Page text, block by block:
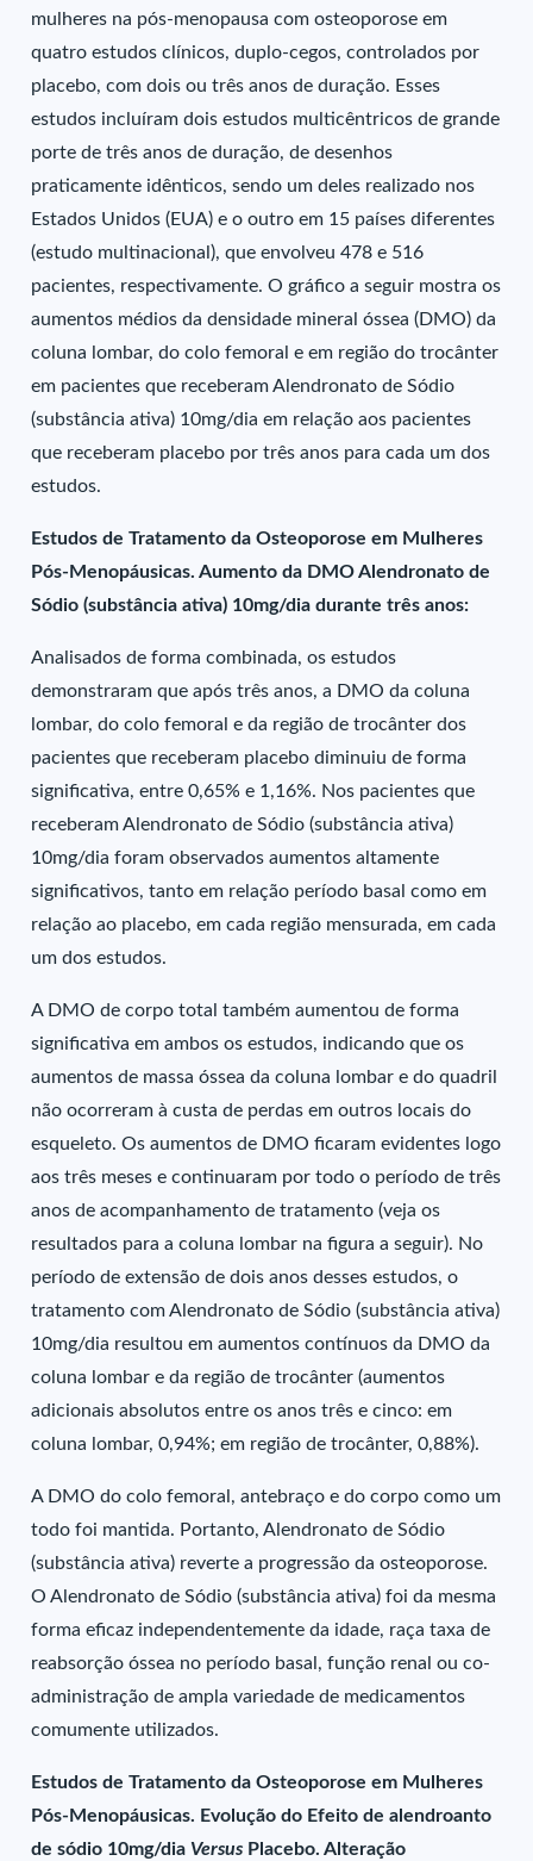
mulheres na pós-menopausa com osteoporose em
quatro estudos clínicos, duplo-cegos, controlados por
placebo, com dois ou três anos de duração. Esses
estudos incluíram dois estudos multicêntricos de grande
porte de três anos de duração, de desenhos
praticamente idênticos, sendo um deles realizado nos
Estados Unidos (EUA) e o outro em 15 países diferentes
(estudo multinacional), que envolveu 478 e 516
pacientes, respectivamente. O gráfico a seguir mostra os
aumentos médios da densidade mineral óssea (DMO) da
coluna lombar, do colo femoral e em região do trocânter
em pacientes que receberam Alendronato de Sódio
(substância ativa) 10mg/dia em relação aos pacientes
que receberam placebo por três anos para cada um dos
estudos.
Estudos de Tratamento da Osteoporose em Mulheres
Pós-Menopáusicas. Aumento da DMO Alendronato de
Sódio (substância ativa) 10mg/dia durante três anos:
Analisados de forma combinada, os estudos
demonstraram que após três anos, a DMO da coluna
lombar, do colo femoral e da região de trocânter dos
pacientes que receberam placebo diminuiu de forma
significativa, entre 0,65% e 1,16%. Nos pacientes que
receberam Alendronato de Sódio (substância ativa)
10mg/dia foram observados aumentos altamente
significativos, tanto em relação período basal como em
relação ao placebo, em cada região mensurada, em cada
um dos estudos.
A DMO de corpo total também aumentou de forma
significativa em ambos os estudos, indicando que os
aumentos de massa óssea da coluna lombar e do quadril
não ocorreram à custa de perdas em outros locais do
esqueleto. Os aumentos de DMO ficaram evidentes logo
aos três meses e continuaram por todo o período de três
anos de acompanhamento de tratamento (veja os
resultados para a coluna lombar na figura a seguir). No
período de extensão de dois anos desses estudos, o
tratamento com Alendronato de Sódio (substância ativa)
10mg/dia resultou em aumentos contínuos da DMO da
coluna lombar e da região de trocânter (aumentos
adicionais absolutos entre os anos três e cinco: em
coluna lombar, 0,94%; em região de trocânter, 0,88%).
A DMO do colo femoral, antebraço e do corpo como um
todo foi mantida. Portanto, Alendronato de Sódio
(substância ativa) reverte a progressão da osteoporose.
O Alendronato de Sódio (substância ativa) foi da mesma
forma eficaz independentemente da idade, raça taxa de
reabsorção óssea no período basal, função renal ou co-
administração de ampla variedade de medicamentos
comumente utilizados.
Estudos de Tratamento da Osteoporose em Mulheres
Pós-Menopáusicas. Evolução do Efeito de alendroanto
de sódio 10mg/diaVersus Placebo. Alteração